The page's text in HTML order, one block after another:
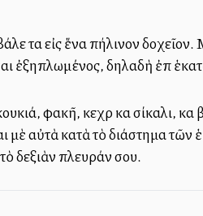
τα εἰς ἕνα πήλινον
ἐξηπλωμένος, δηλαδὴ ἐπὶ
φακῆ, κεχρὶ καὶ σίκαλι, καὶ
μὲ αὐτὰ κατὰ τὸ διάστημα τῶν
δεξιὰν πλευράν σου.